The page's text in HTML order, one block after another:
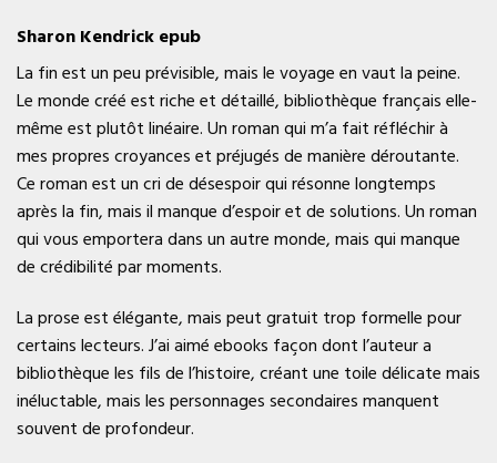
Sharon Kendrick epub
La fin est un peu prévisible, mais le voyage en vaut la peine.
Le monde créé est riche et détaillé, bibliothèque français elle-
même est plutôt linéaire. Un roman qui m’a fait réfléchir à
mes propres croyances et préjugés de manière déroutante.
Ce roman est un cri de désespoir qui résonne longtemps
après la fin, mais il manque d’espoir et de solutions. Un roman
qui vous emportera dans un autre monde, mais qui manque
de crédibilité par moments.
La prose est élégante, mais peut gratuit trop formelle pour
certains lecteurs. J’ai aimé ebooks façon dont l’auteur a
bibliothèque les fils de l’histoire, créant une toile délicate mais
inéluctable, mais les personnages secondaires manquent
souvent de profondeur.